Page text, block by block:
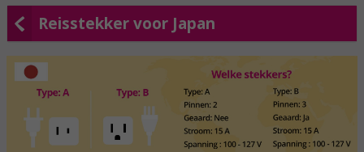
Reisstekker voor Japan